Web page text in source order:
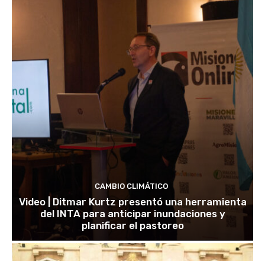
CAMBIO CLIMÁTICO
Video | Ditmar Kurtz presentó una herramienta
del INTA para anticipar inundaciones y
planificar el pastoreo